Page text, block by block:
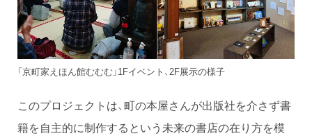
「京町家えほん館むむむ」1Fイベント、2F展示の様子
このプロジェクトは、町の本屋さんが出版社を介さず書
籍を自主的に制作するという未来の書店の在り方を模